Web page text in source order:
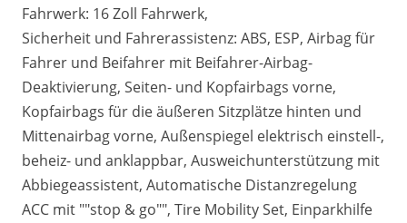
Fahrwerk: 16 Zoll Fahrwerk,
Sicherheit und Fahrerassistenz: ABS, ESP, Airbag für
Fahrer und Beifahrer mit Beifahrer-Airbag-
Deaktivierung, Seiten- und Kopfairbags vorne,
Kopfairbags für die äußeren Sitzplätze hinten und
Mittenairbag vorne, Außenspiegel elektrisch einstell-,
beheiz- und anklappbar, Ausweichunterstützung mit
Abbiegeassistent, Automatische Distanzregelung
ACC mit ""stop & go"", Tire Mobility Set, Einparkhilfe